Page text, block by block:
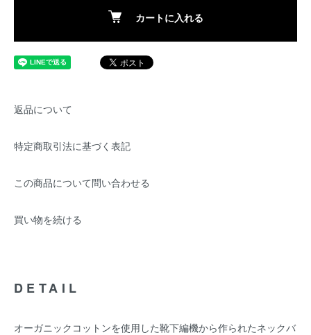
カートに入れる
返品について
特定商取引法に基づく表記
この商品について問い合わせる
買い物を続ける
DETAIL
オーガニックコットンを使用した靴下編機から作られたネックバ